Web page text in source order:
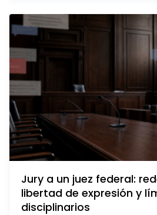
Jury a un juez federal:
libertad de expresión y
disciplinarios